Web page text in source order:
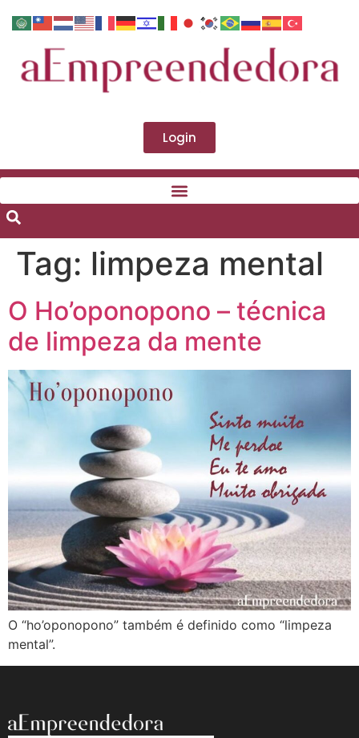
Login
Tag: limpeza mental
O Ho’oponopono – técnica
de limpeza da mente
O “ho’oponopono” também é definido como “limpeza
mental”.